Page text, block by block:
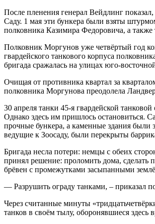
После пленения генерал Вейдлинг
Саду. 1 мая эти бункера были взяты
полковника Казимира Федоровича, а
Полковник Моргунов уже четвёртый год
гвардейского танкового корпуса
бригада сражалась на улицах юго-
Очищая от противника квартал за
полковника Моргунова преодолела
30 апреля танки 45-я гвардейской
Однако здесь им пришлось остановиться.
прочные бункера, а каменные здания были
ведущие к Зоосаду, были перекрыты
Бригада несла потери: немцы с обеих
принял решение: проломить дома, сделать
брёвен с промежутками засыпанными
— Разрушить ограду танками, – приказал
Через считанные минуты
танков в своём тылу, оборонявшиеся